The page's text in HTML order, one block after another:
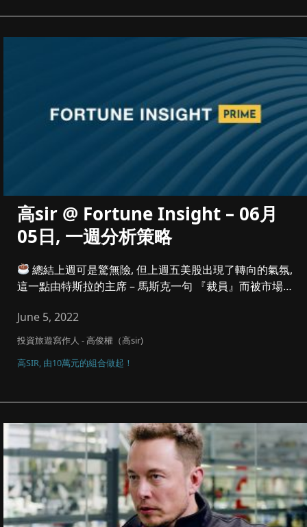
高sir @ Fortune Insight – 06月
05日, 一週分析策略
總結上週可是驚無險, 但上週五美股出現了轉向的氣氛,
這一點由特斯拉的主席 – 馬斯克一句 『裁員』而被市場
June 5, 2022
投資旅遊寫作人 - 高俊權（高sir)
高SIR, 由10萬元的組合做起！